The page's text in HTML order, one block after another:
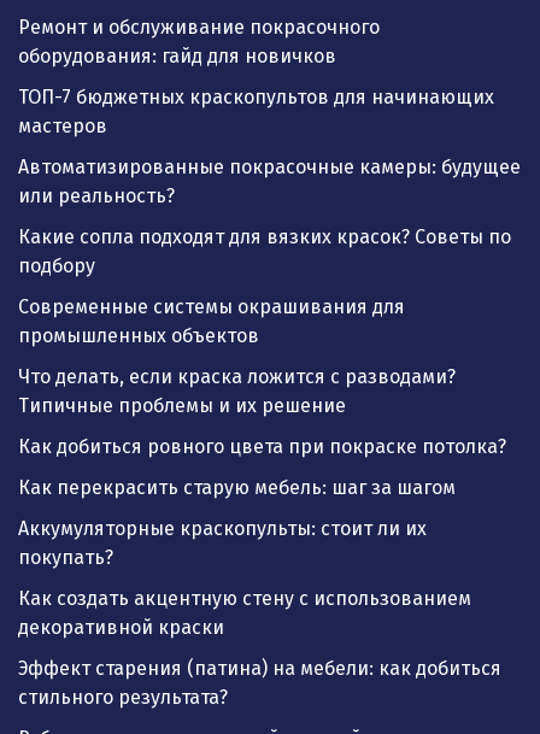
Ремонт и обслуживание покрасочного
оборудования: гайд для новичков
ТОП-7 бюджетных краскопультов для начинающих
мастеров
Автоматизированные покрасочные камеры: будущее
или реальность?
Какие сопла подходят для вязких красок? Советы по
подбору
Современные системы окрашивания для
промышленных объектов
Что делать, если краска ложится с разводами?
Типичные проблемы и их решение
Как добиться ровного цвета при покраске потолка?
Как перекрасить старую мебель: шаг за шагом
Аккумуляторные краскопульты: стоит ли их
покупать?
Как создать акцентную стену с использованием
декоративной краски
Эффект старения (патина) на мебели: как добиться
стильного результата?